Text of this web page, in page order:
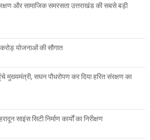
और सामाजिक समरसता उत्तराखंड की सबसे बड़ी
योजनाओं की सौगात
मुख्यमंत्री, सघन पौधरोपण कर दिया हरित संरक्षण का
साइंस सिटी निर्माण कार्यों का निरीक्षण